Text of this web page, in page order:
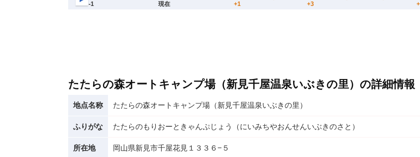
たたらの森オートキャンプ場（新見千屋温泉いぶきの里）の詳細情報
地点名称 たたらの森オートキャンプ場（新見千屋温泉いぶきの里）
ふりがな たたらのもりおーときゃんぷじょう（にいみちやおんせんいぶきのさと）
所在地 岡山県新見市千屋花見１３３６−５